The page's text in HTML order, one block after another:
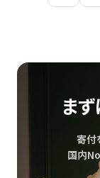
ま
寄付
国内